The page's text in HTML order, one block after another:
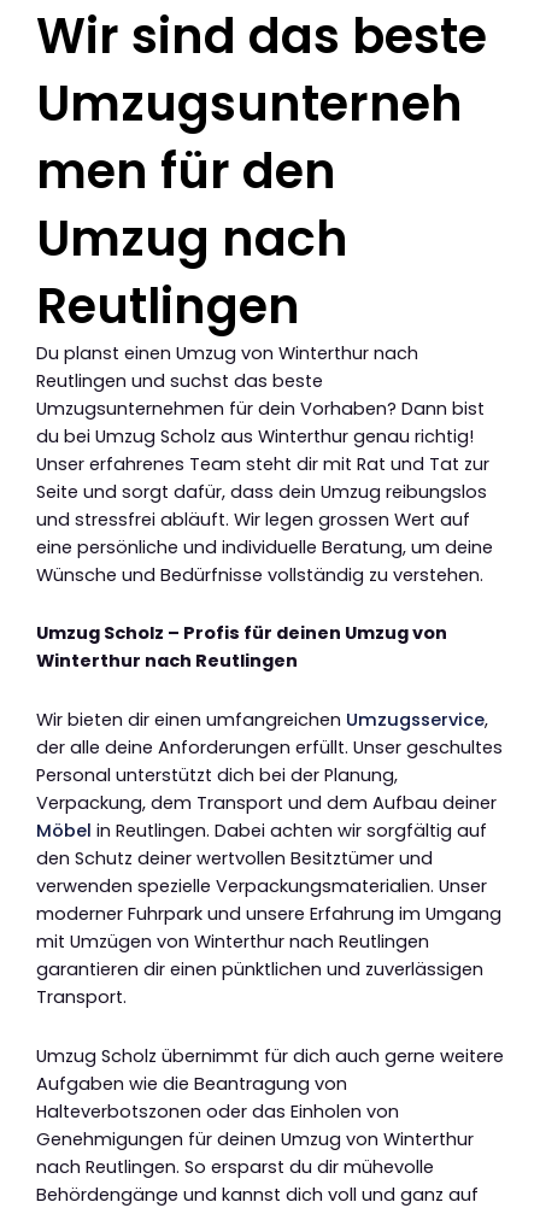
Wir sind das beste
Umzugsunterneh
men für den
Umzug nach
Reutlingen
Du planst einen Umzug von Winterthur nach
Reutlingen und suchst das beste
Umzugsunternehmen für dein Vorhaben? Dann bist
du bei Umzug Scholz aus Winterthur genau richtig!
Unser erfahrenes Team steht dir mit Rat und Tat zur
Seite und sorgt dafür, dass dein Umzug reibungslos
und stressfrei abläuft. Wir legen grossen Wert auf
eine persönliche und individuelle Beratung, um deine
Wünsche und Bedürfnisse vollständig zu verstehen.
Umzug Scholz – Profis für deinen Umzug von
Winterthur nach Reutlingen
Wir bieten dir einen umfangreichen Umzugsservice,
der alle deine Anforderungen erfüllt. Unser geschultes
Personal unterstützt dich bei der Planung,
Verpackung, dem Transport und dem Aufbau deiner
Möbel in Reutlingen. Dabei achten wir sorgfältig auf
den Schutz deiner wertvollen Besitztümer und
verwenden spezielle Verpackungsmaterialien. Unser
moderner Fuhrpark und unsere Erfahrung im Umgang
mit Umzügen von Winterthur nach Reutlingen
garantieren dir einen pünktlichen und zuverlässigen
Transport.
Umzug Scholz übernimmt für dich auch gerne weitere
Aufgaben wie die Beantragung von
Halteverbotszonen oder das Einholen von
Genehmigungen für deinen Umzug von Winterthur
nach Reutlingen. So ersparst du dir mühevolle
Behördengänge und kannst dich voll und ganz auf